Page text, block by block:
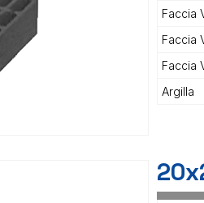
Faccia
Faccia
Faccia
Argilla